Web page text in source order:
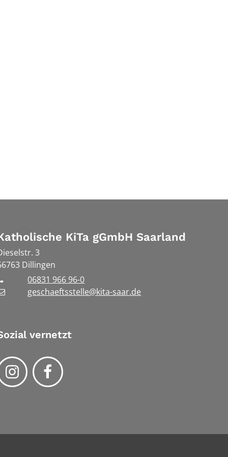
KiTa gGmbH Saarland
3
Dillingen
06831 966 96-0
geschaeftsstelle@kita-saar.de
vernetzt